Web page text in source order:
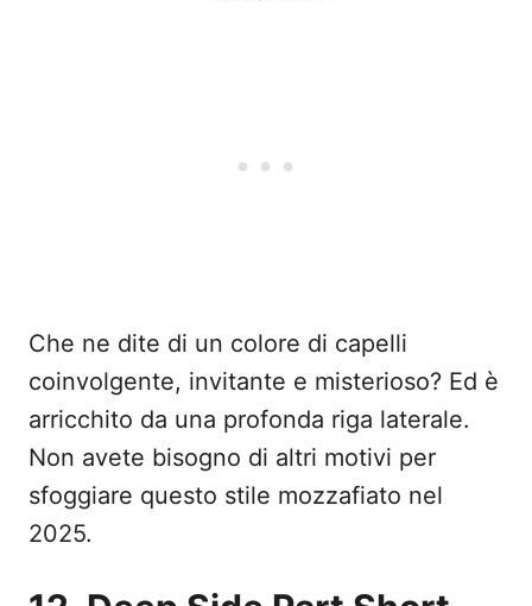
Che ne dite di un colore di capelli
coinvolgente, invitante e misterioso? Ed è
arricchito da una profonda riga laterale.
Non avete bisogno di altri motivi per
sfoggiare questo stile mozzafiato nel
2025.